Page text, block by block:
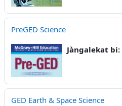
PreGED Science
Jàngalekat bi:
GED Earth & Space Science